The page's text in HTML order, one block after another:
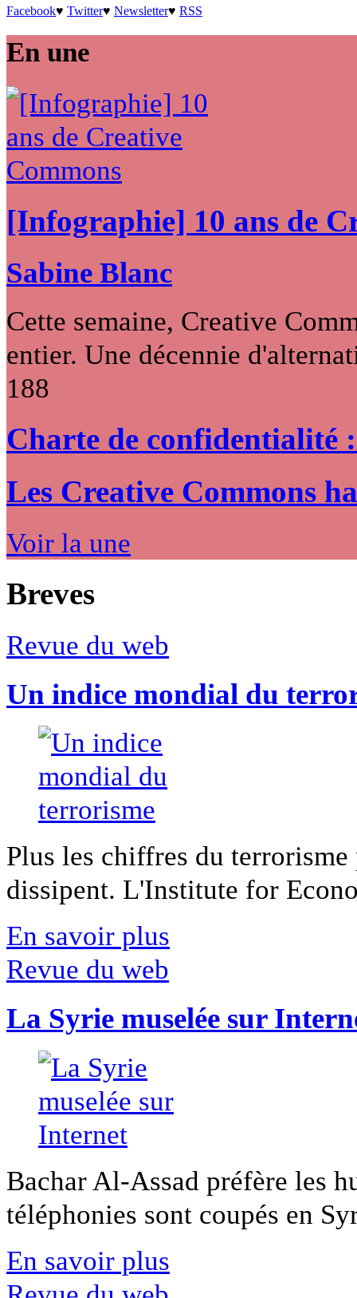
Facebook♥ Twitter♥ Newsletter♥ RSS
En une
[Infographie] 10 ans de
Sabine Blanc
Cette semaine, Creative
entier. Une décennie
188
Charte de confidentialité
Les Creative Commons
Voir la une
Breves
Revue du web
Un indice mondial du
Plus les chiffres du
dissipent. L'Institute for
En savoir plus
Revue du web
La Syrie muselée sur
Bachar Al-Assad préfère les
téléphonies sont coupés en
En savoir plus